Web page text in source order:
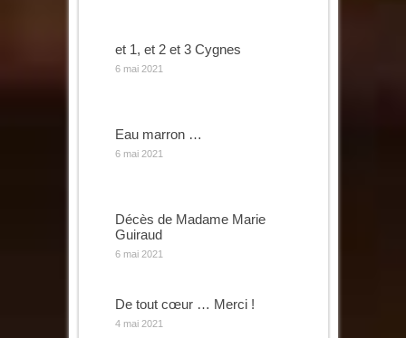
et 1, et 2 et 3 Cygnes
6 mai 2021
Eau marron …
6 mai 2021
Décès de Madame Marie
Guiraud
6 mai 2021
De tout cœur … Merci !
4 mai 2021